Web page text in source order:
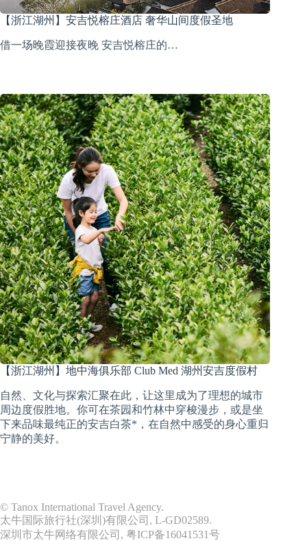
【浙江湖州】安吉悦榕庄酒店 奢华山间度假圣地
借一场晚霞迎接夜晚 安吉悦榕庄的…
【浙江湖州】地中海俱乐部 Club Med 湖州安吉度假村
自然、文化与探索汇聚在此，让这里成为了理想的城市
周边度假胜地。你可在茶园和竹林中穿梭漫步，或是坐
下来品味最纯正的安吉白茶*，在自然中感受的身心重归
宁静的美好。
© Tanox International Travel Agency.
太牛国际旅行社(深圳)有限公司, L-GD02589.
深圳市太牛网络有限公司, 粤ICP备16041531号